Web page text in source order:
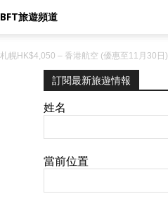
BFT旅遊頻道
幌HK$4,050 – 香港航空 (優惠至11月30日)
訂閱最新旅遊情報
姓名
當前位置